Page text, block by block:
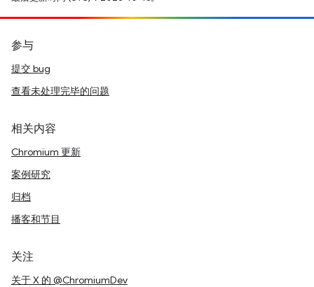
参与
提交 bug
查看未处理完毕的问题
相关内容
Chromium 更新
案例研究
归档
播客和节目
关注
关于 X 的 @ChromiumDev